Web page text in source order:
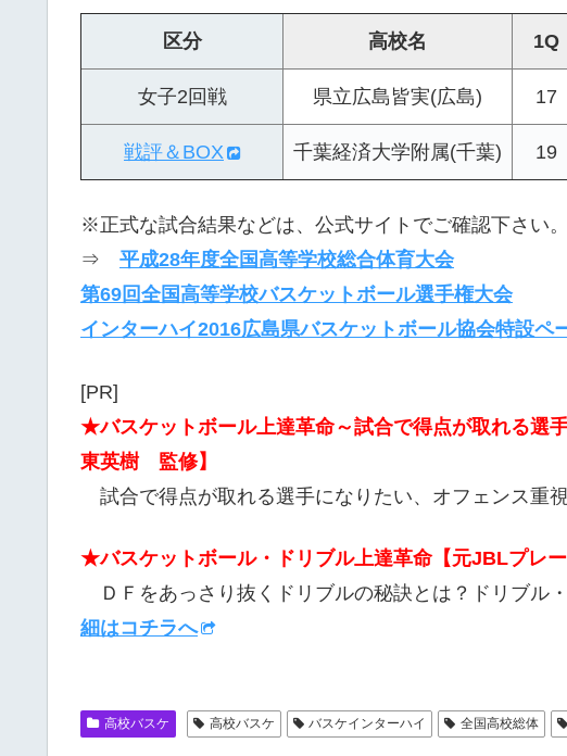
区分 高校名 1Q
女子2回戦 県立広島皆実(広島) 17
戦評＆BOX 千葉経済大学附属(千葉) 19
※正式な試合結果などは、公式サイトでご確認下さい。
⇒ 平成28年度全国高等学校総合体育大会
第69回全国高等学校バスケットボール選手権大会
インターハイ2016広島県バスケットボール協会特設ペ
[PR]
★バスケットボール上達革命～試合で得点が取れる選
東英樹 監修】
試合で得点が取れる選手になりたい、オフェンス重
★バスケットボール・ドリブル上達革命【元JBLプレ
ＤＦをあっさり抜くドリブルの秘訣とは？ドリブル
細はコチラへ
高校バスケ 高校バスケ バスケインターハイ 全国高校総体